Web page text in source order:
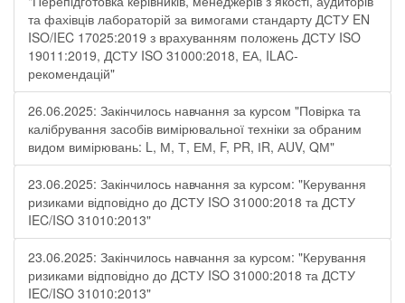
та фахівців лабораторій за вимогами стандарту ДСТУ EN
ISO/IEC 17025:2019 з врахуванням положень ДСТУ ISO
19011:2019, ДСТУ ISO 31000:2018, ЕА, ILAC-
рекомендацій"
26.06.2025: Закінчилось навчання за курсом "Повірка та
калібрування засобів вимірювальної техніки за обраним
видом вимірювань: L, М, Т, ЕМ, F, РR, ІR, АUV, QМ"
23.06.2025: Закінчилось навчання за курсом: "Керування
ризиками відповідно до ДСТУ ISO 31000:2018 та ДСТУ
IEC/ISO 31010:2013"
23.06.2025: Закінчилось навчання за курсом: "Керування
ризиками відповідно до ДСТУ ISO 31000:2018 та ДСТУ
IEC/ISO 31010:2013"